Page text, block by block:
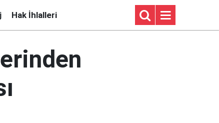
Hak İhlalleri